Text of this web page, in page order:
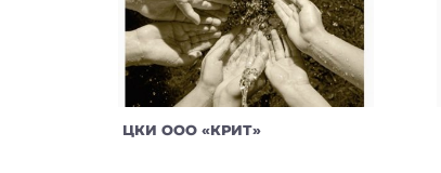
ЦКИ ООО «КРИТ»